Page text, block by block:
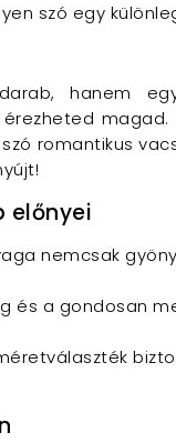
szó egy
hanem
romantikus
előnyei
nemcsak
és a gondosan